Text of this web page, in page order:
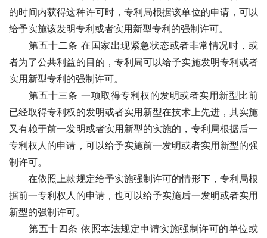
的时间内获得这种许可时，专利局根据该单位的申请，可以
给予实施该发明专利或者实用新型专利的强制许可。
第五十二条 在国家出现紧急状态或者非常情况时，或
者为了公共利益的目的，专利局可以给予实施发明专利或者
实用新型专利的强制许可。
第五十三条 一项取得专利权的发明或者实用新型比前
已经取得专利权的发明或者实用新型在技术上先进，其实施
又有赖于前一发明或者实用新型的实施的，专利局根据后一
专利权人的申请，可以给予实施前一发明或者实用新型的强
制许可。
在依照上款规定给予实施强制许可的情形下，专利局根
据前一专利权人的申请，也可以给予实施后一发明或者实用
新型的强制许可。
第五十四条 依照本法规定申请实施强制许可的单位或